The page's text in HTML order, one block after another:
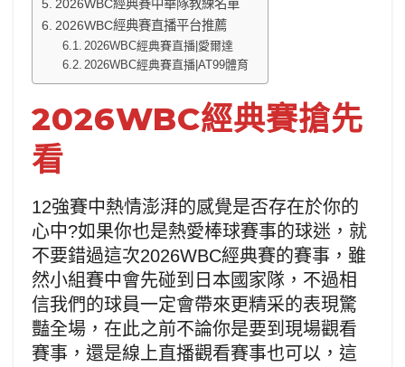
2026WBC經典賽中華隊教練名單
2026WBC經典賽直播平台推薦
2026WBC經典賽直播|愛爾達
2026WBC經典賽直播|AT99體育
2026WBC經典賽搶先
看
12強賽中熱情澎湃的感覺是否存在於你的
心中?如果你也是熱愛棒球賽事的球迷，就
不要錯過這次2026WBC經典賽的賽事，雖
然小組賽中會先碰到日本國家隊，不過相
信我們的球員一定會帶來更精采的表現驚
豔全場，在此之前不論你是要到現場觀看
賽事，還是線上直播觀看賽事也可以，這